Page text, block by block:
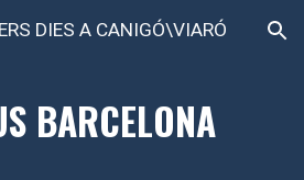
Skip to navigation
DIES A CANIGÓ\VIARÓ
BARCELONA